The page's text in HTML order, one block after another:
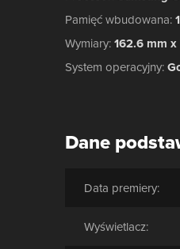
Pamięć wbudowana:
Wymiary:162.6 mm
System operacyjny:
Dane
Data premiery:
Wyświetlacz: